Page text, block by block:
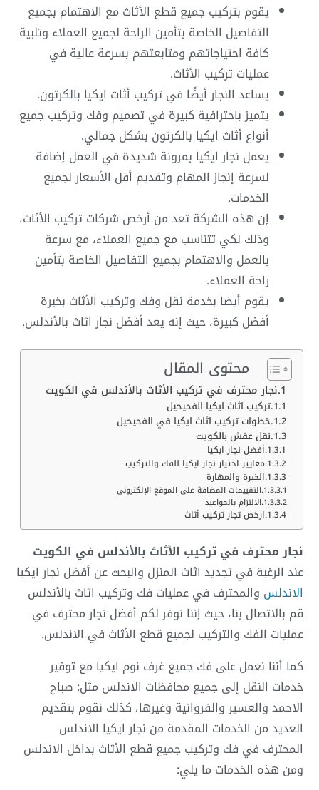
يقوم بتركيب جميع قطع الأثاث مع الاهتمام بجميع
التفاصيل الخاصة بتأمين الراحة لجميع العملاء وتلبية
كافة احتياجاتهم ومتابعتهم بسرعة عالية في
عمليات تركيب الأثاث.
يساعد النجار أيضًا في تركيب أثاث ايكيا بالكرتون.
يتميز باحترافية كبيرة في تصميم وفك وتركيب جميع
أنواع أثاث ايكيا بالكرتون بشكل جمالي.
يعمل نجار ايكيا بمرونة شديدة في العمل إضافة
لسرعة إنجاز المهام وتقديم أقل الأسعار لجميع
الخدمات.
إن هذه الشركة تعد من أرخص شركات تركيب الأثاث،
وذلك لكي تتناسب مع جميع العملاء، مع سرعة
بالعمل والاهتمام بجميع التفاصيل الخاصة بتأمين
راحة العملاء.
يقوم أيضا بخدمة نقل وفك وتركيب الأثاث بخبرة
أفضل كبيرة، حيث إنه يعد أفضل نجار اثاث بالأندلس.
محتوى المقال
نجار محترف في تركيب الأثاث بالأندلس في الكويت
تركيب اثاث ايكيا الفحيحيل
خطوات تركيب اثاث ايكيا في الفحيحيل
نقل عفش بالكويت
أفضل نجار ايكيا
معايير اختيار نجار ايكيا للفك والتركيب
الخبرة والمهارة
التقييمات المضافة على الموقع الإلكتروني
الالتزام بالمواعيد
ارخص تجار تركيب أثاث
نجار محترف في تركيب الأثاث بالأندلس في الكويت
عند الرغبة في تجديد اثاث المنزل والبحث عن أفضل نجار ايكيا
الاندلس والمحترف في عمليات فك وتركيب اثاث بالأندلس
قم بالاتصال بنا، حيث إننا نوفر لكم أفضل نجار محترف في
عمليات الفك والتركيب لجميع قطع الأثاث في الاندلس.
كما أننا نعمل على فك جميع غرف نوم ايكيا مع توفير
خدمات النقل إلى جميع محافظات الاندلس مثل: صباح
الاحمد والعسير والفروانية وغيرها، كذلك نقوم بتقديم
العديد من الخدمات المقدمة من نجار ايكيا الاندلس
المحترف في فك وتركيب جميع قطع الأثاث بداخل الاندلس
ومن هذه الخدمات ما يلي: